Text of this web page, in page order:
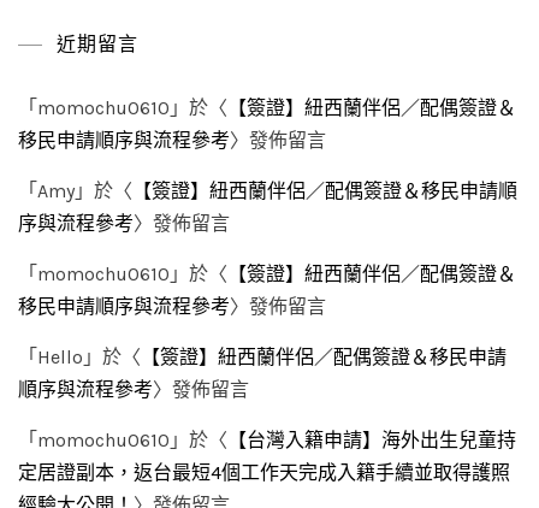
近期留言
「 momochu0610 」於〈 【簽證】紐西蘭伴侶／配偶簽證＆
移民申請順序與流程參考〉發佈留言
「 Amy 」於〈 【簽證】紐西蘭伴侶／配偶簽證＆移民申請順
序與流程參考〉發佈留言
「 momochu0610 」於〈 【簽證】紐西蘭伴侶／配偶簽證＆
移民申請順序與流程參考〉發佈留言
「 Hello 」於〈 【簽證】紐西蘭伴侶／配偶簽證＆移民申請
順序與流程參考〉發佈留言
「 momochu0610 」於〈 【台灣入籍申請】海外出生兒童持
定居證副本，返台最短4個工作天完成入籍手續並取得護照